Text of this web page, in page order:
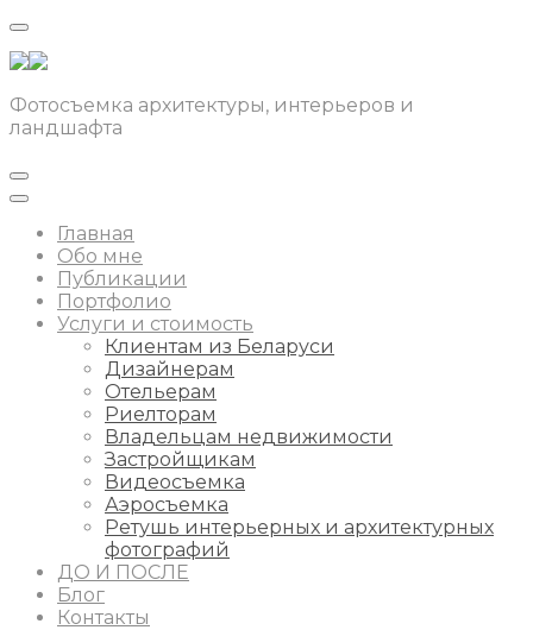
Фотосъемка архитектуры, интерьеров и
ландшафта
Главная
Обо мне
Публикации
Портфолио
Услуги и стоимость
Клиентам из Беларуси
Дизайнерам
Отельерам
Риелторам
Владельцам недвижимости
Застройщикам
Видеосъемка
Аэросъемка
Ретушь интерьерных и архитектурных
фотографий
ДО И ПОСЛЕ
Блог
Контакты